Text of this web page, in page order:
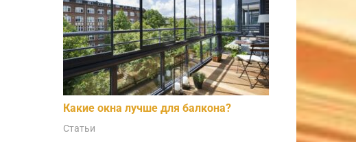
Какие окна лучше для балкона?
Статьи